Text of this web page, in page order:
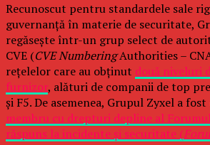
Recunoscut pentru standardele sale
guvernanță în materie de securitate,
regăsește într-un grup select de
CVE (CVE NumberingAuthorities –
rețelelor care au obținut două niveluri
furnizor, alături de companii de top
și F5. De asemenea, Grupul Zyxel a
membru cu drepturi depline al
răspuns la incidente și securitate (